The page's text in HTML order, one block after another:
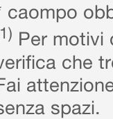
caompo
Per motivi
che
spazi.